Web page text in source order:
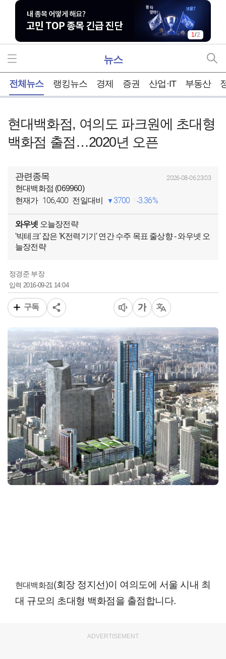
1/2
뉴스
전체뉴스 랭킹뉴스 경제 증권 산업·IT 부동산
현대백화점, 여의도 파크원에 초대형
백화점 출점…2020년 오픈
관련종목 2026-08-06 23:03
현대백화점 (069960)
현재가 106,400 전일대비 3700 3.36%
와우넷 오늘장전략
'빅테크' 잡은 'K전력기기' 연간 수주 목표 줄상향 - 와우넷 오
늘장전략
정경준 부장
입력 2016-09-21 14:04
구독
현대백화점(회장 정지선)이 여의도에 서울 시내 최
대 규모의 초대형 백화점을 출점합니다.
ADVERTISEMENT